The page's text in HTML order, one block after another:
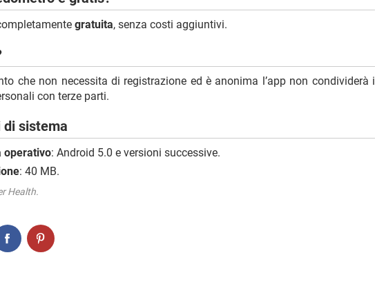
gratuita, senza costi aggiuntivi.
che non necessita di registrazione ed è anonima l’app non condividerà i
con terze parti.
di sistema
operativo: Android 5.0 e versioni successive.
: 40 MB.
Health.